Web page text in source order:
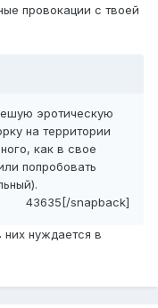
провокации с твоей
эротическую
на территории
как в свое
попробовать
43635[/snapback]
нуждается в